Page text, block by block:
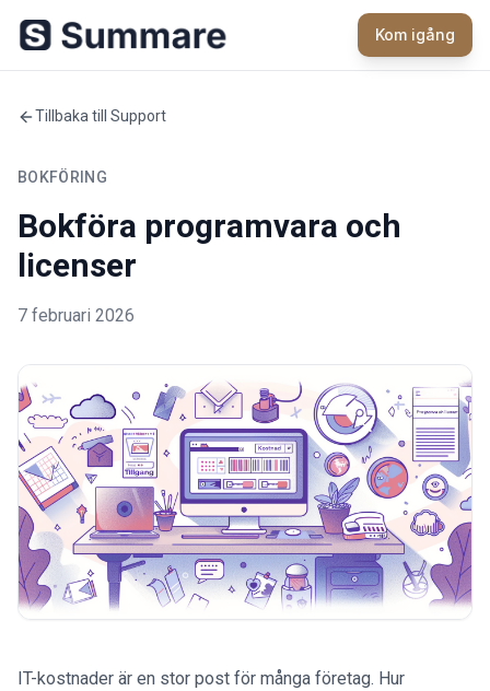
Kom igång
Tillbaka till Support
BOKFÖRING
Bokföra programvara och
licenser
7 februari 2026
IT-kostnader är en stor post för många företag. Hur